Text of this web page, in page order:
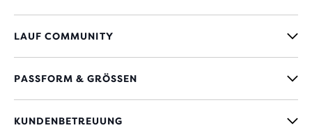
LAUF COMMUNITY
PASSFORM & GRÖSSEN
KUNDENBETREUUNG